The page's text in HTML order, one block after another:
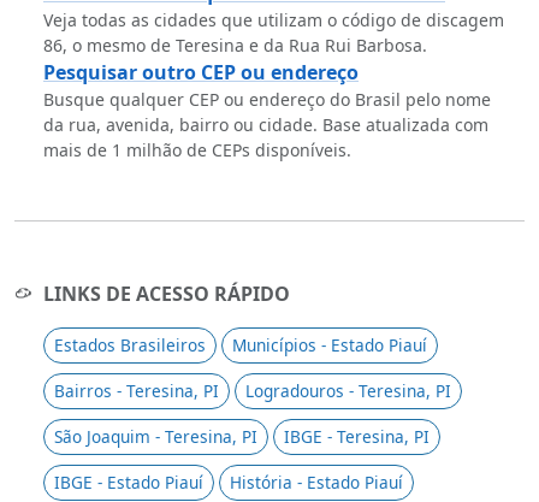
Veja todas as cidades que utilizam o código de discagem
86, o mesmo de Teresina e da Rua Rui Barbosa.
Pesquisar outro CEP ou endereço
Busque qualquer CEP ou endereço do Brasil pelo nome
da rua, avenida, bairro ou cidade. Base atualizada com
mais de 1 milhão de CEPs disponíveis.
LINKS DE ACESSO RÁPIDO
Estados Brasileiros
Municípios - Estado Piauí
Bairros - Teresina, PI
Logradouros - Teresina, PI
São Joaquim - Teresina, PI
IBGE - Teresina, PI
IBGE - Estado Piauí
História - Estado Piauí